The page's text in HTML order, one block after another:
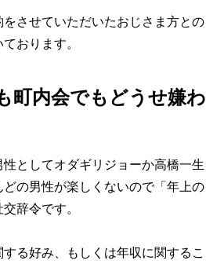
させていただいたおじさま方との
おります。
町内会でもどうせ嫌わ
としてオダギリジョーか高橋一生
の男性が楽しくないので「年上の
辞令です。
る好み、もしくは年収に関するこ